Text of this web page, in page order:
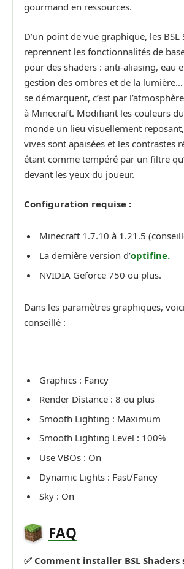
gourmand en ressources.
D’un point de vue graphique, les BSL
reprennent les fonctionnalités de
pour des shaders : anti-aliasing, eau
gestion des ombres et de la
se démarquent, c’est par
à Minecraft. Modifiant les couleurs
monde un lieu visuellement
vives sont apaisées et les contrastes
étant comme tempéré par un filtre
devant les yeux du joueur.
Configuration requise :
Minecraft 1.7.10 à 1.21.5
La dernière version d’optifine.
NVIDIA Geforce 750 ou plus.
Dans les paramètres graphiques,
conseillé :
Graphics : Fancy
Render Distance : 8 ou plus
Smooth Lighting : Maximum
Smooth Lighting Level : 100%
Use VBOs : On
Dynamic Lights : Fast/Fancy
Sky : On
FAQ
✅ Comment installer BSL